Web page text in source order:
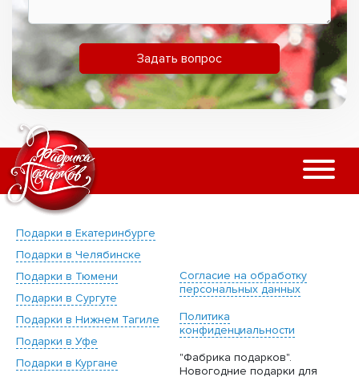
Задать вопрос
Подарки в Екатеринбурге
Подарки в Челябинске
Подарки в Тюмени
Подарки в Сургуте
Подарки в Нижнем Тагиле
Подарки в Уфе
Подарки в Кургане
Согласие на обработку
персональных данных
Политика
конфиденциальности
"Фабрика подарков".
Новогодние подарки для